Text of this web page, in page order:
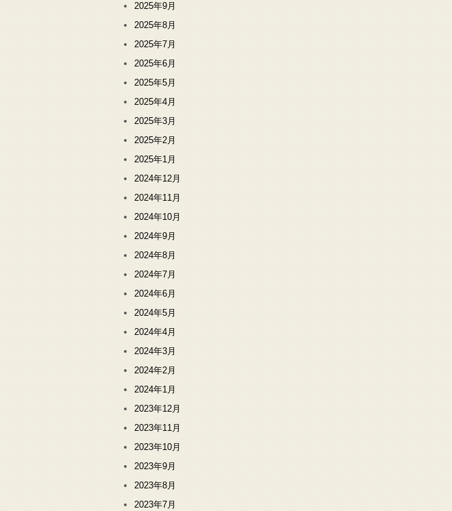
2025年9月
2025年8月
2025年7月
2025年6月
2025年5月
2025年4月
2025年3月
2025年2月
2025年1月
2024年12月
2024年11月
2024年10月
2024年9月
2024年8月
2024年7月
2024年6月
2024年5月
2024年4月
2024年3月
2024年2月
2024年1月
2023年12月
2023年11月
2023年10月
2023年9月
2023年8月
2023年7月